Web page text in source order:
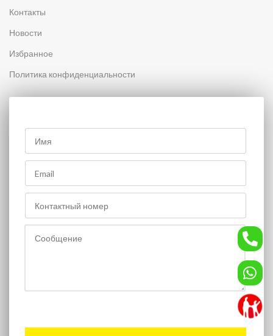
Контакты
Новости
Избранное
Политика конфиденциальности